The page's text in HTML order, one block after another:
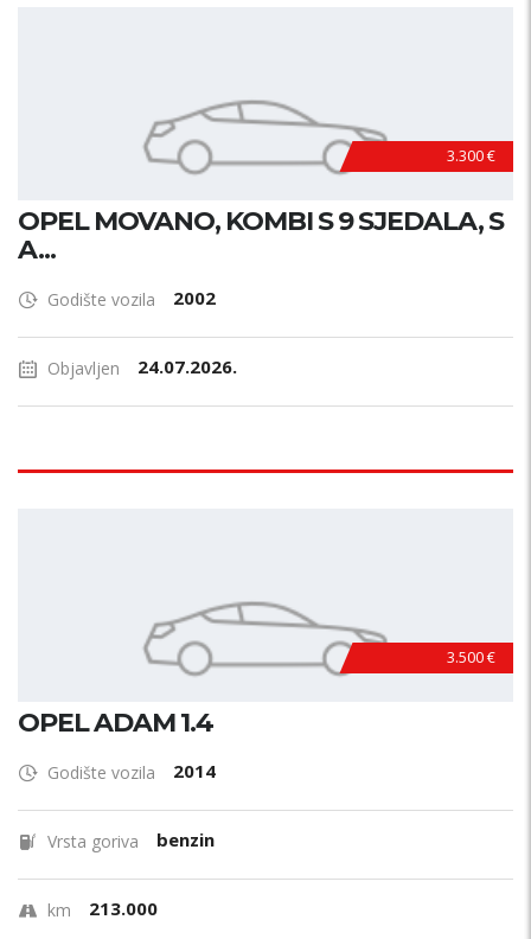
3.300 €
OPEL MOVANO, KOMBI S 9 SJEDALA, S
A...
Godište vozila 2002
Objavljen 24.07.2026.
3.500 €
OPEL ADAM 1.4
Godište vozila 2014
Vrsta goriva benzin
km 213.000